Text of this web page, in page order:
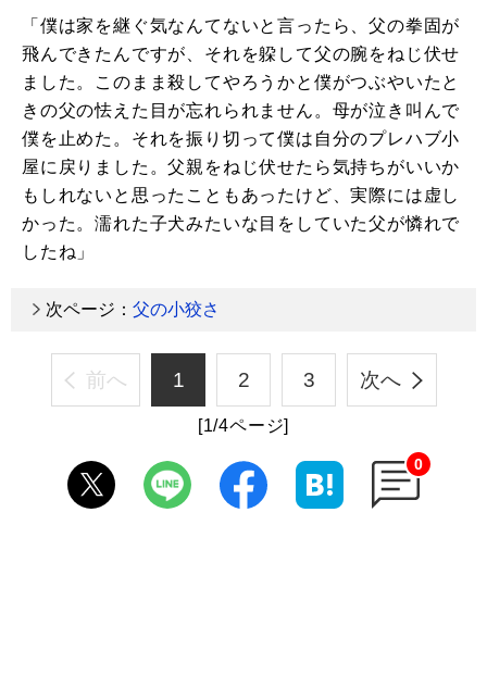
「僕は家を継ぐ気なんてないと言ったら、父の拳固が
飛んできたんですが、それを躱して父の腕をねじ伏せ
ました。このまま殺してやろうかと僕がつぶやいたと
きの父の怯えた目が忘れられません。母が泣き叫んで
僕を止めた。それを振り切って僕は自分のプレハブ小
屋に戻りました。父親をねじ伏せたら気持ちがいいか
もしれないと思ったこともあったけど、実際には虚し
かった。濡れた子犬みたいな目をしていた父が憐れで
したね」
次ページ： 父の小狡さ
前へ 1 2 3 次へ
[1/4ページ]
0